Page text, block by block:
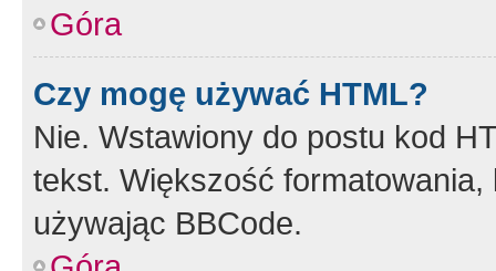
Góra
Czy mogę używać HTML?
Nie. Wstawiony do postu kod
tekst. Większość
używając BBCode.